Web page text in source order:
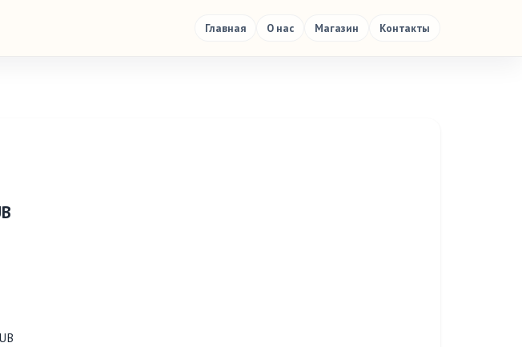
Главная О нас Магазин Контакты